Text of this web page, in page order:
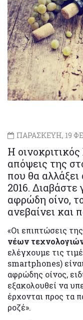
ΠΑΡΑΣΚΕΥΗ, 19
Η
απόψεις της
που θα
2016.
αφρώδη οίνο,
ανεβαίνει και
«Οι επιπτώσεις της
νέων
ελέγχουμε τις
smartphones)
αφρώδης οίνος,
εξακολουθεί να
έρχονται προς τα
ροζέ».